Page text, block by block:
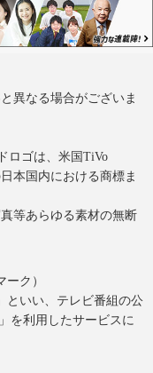
異なる場合がございま
ロゴは、米国TiVo
本国内における商標ま
等あらゆる素材の無断
ク）
といい、テレビ番組の公
を利用したサービスに